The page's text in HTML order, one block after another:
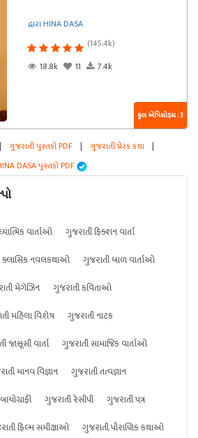
દ્વારા HINA DASA
(145.4k)
18.8k
11 7.4k
કુલ એપિસોડ્સ : 3
| ગુજરાતી પુસ્તકો PDF | ગુજરાતી પ્રેરક કથા |
DASA પુસ્તકો PDF
વાર્તાઓ
ગુજરાતી ફિક્શન વાર્તા
ક્લાસિક નવલકથાઓ
ગુજરાતી બાળ વાર્તાઓ
મેગેઝિન
ગુજરાતી કવિતાઓ
મહિલા વિશેષ
ગુજરાતી નાટક
જાસૂસી વાર્તા
ગુજરાતી સામાજિક વાર્તાઓ
માનવ વિજ્ઞાન
ગુજરાતી તત્વજ્ઞાન
ગુજરાતી રેસીપી
ગુજરાતી પત્ર
ફિલ્મ સમીક્ષાઓ ગુજરાતી પૌરાણિક કથાઓ